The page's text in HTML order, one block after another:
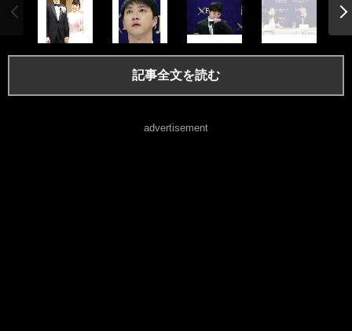
記事全文を読む
advertisement